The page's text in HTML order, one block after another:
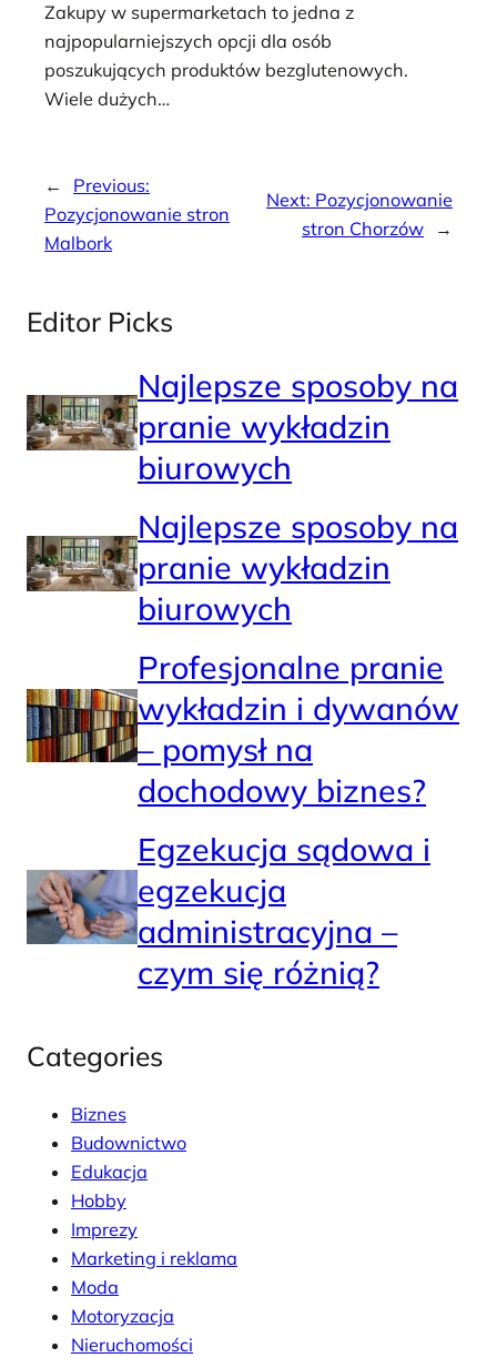
Zakupy w supermarketach to jedna z
najpopularniejszych opcji dla osób
poszukujących produktów bezglutenowych.
Wiele dużych…
←
Previous:
Pozycjonowanie stron
Malbork
Next: Pozycjonowanie
stron Chorzów
→
Editor Picks
Najlepsze sposoby na
pranie wykładzin
biurowych
Najlepsze sposoby na
pranie wykładzin
biurowych
Profesjonalne pranie
wykładzin i dywanów
– pomysł na
dochodowy biznes?
Egzekucja sądowa i
egzekucja
administracyjna –
czym się różnią?
Categories
Biznes
Budownictwo
Edukacja
Hobby
Imprezy
Marketing i reklama
Moda
Motoryzacja
Nieruchomości